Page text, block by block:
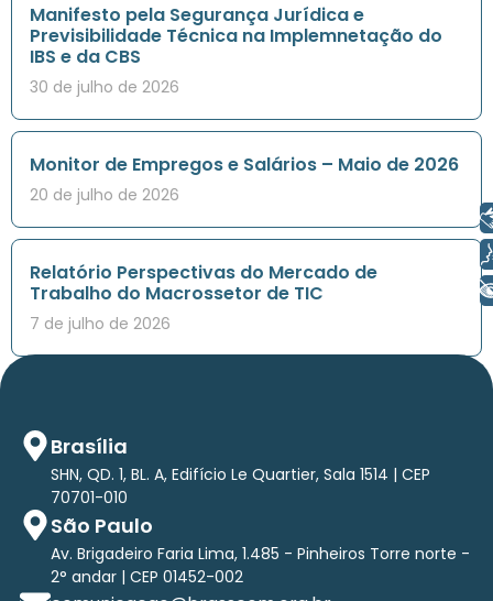
Manifesto pela Segurança Jurídica e
Previsibilidade Técnica na Implemnetação do
IBS e da CBS
30 de julho de 2026
Monitor de Empregos e Salários – Maio de 2026
20 de julho de 2026
Relatório Perspectivas do Mercado de
Trabalho do Macrossetor de TIC
7 de julho de 2026
Brasília
SHN, QD. 1, BL. A, Edifício Le Quartier, Sala 1514 | CEP
70701-010
São Paulo
Av. Brigadeiro Faria Lima, 1.485 - Pinheiros Torre norte -
2° andar | CEP 01452-002
+ Acessibilidade